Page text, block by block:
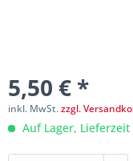
5,50 € *
inkl. MwSt.zzgl.
Auf Lager,